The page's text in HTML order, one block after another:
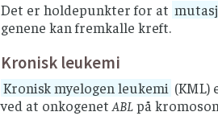
Det er holdepunkter for at
genene kan fremkalle kreft.
Kronisk leukemi
Kronisk myelogen leukemi (KML)
ved at onkogenet ABLpå